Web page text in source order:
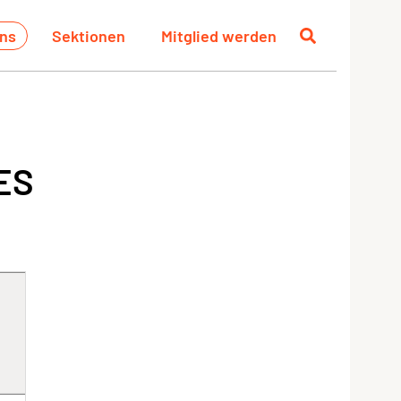
Sektionen Mitglied werden